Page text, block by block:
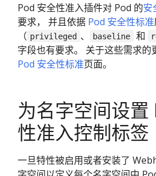
Pod 安全性准入插件对 Pod 的安
要求， 并且依据 Pod 安全性标准
（ privileged 、 baseline 和
字段也有要求。 关于这些需求的
Pod 安全性标准页面。
为名字空间设置
性准入控制标签
一旦特性被启用或者安装了